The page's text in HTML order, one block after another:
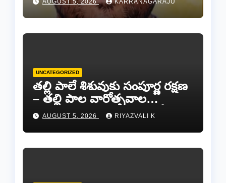
AUGUST 5, 2026 KARRANAGARAJU
UNCATEGORIZED
తల్లి పాలే శిశువుకు సంపూర్ణ రక్షణ
– తల్లి పాల వారోత్సవాల
సందర్భంగా అవగాహన ర్యాలీ…
AUGUST 5, 2026 RIYAZVALI K